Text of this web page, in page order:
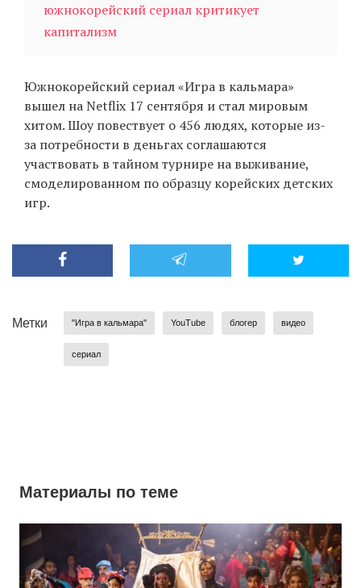
южнокорейский сериал критикует
капитализм
Южнокорейский сериал «Игра в кальмара»
вышел на Netflix 17 сентября и стал мировым
хитом. Шоу повествует о 456 людях, которые из-
за потребности в деньгах соглашаются
участвовать в тайном турнире на выживание,
смоделированном по образцу корейских детских
игр.
Метки "Игра в кальмара" YouTube блогер видео
сериал
Материалы по теме